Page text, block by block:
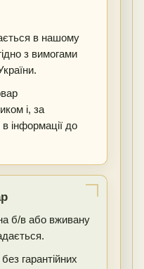
в нашому
з вимогами
і, за
інформації до
б/в або вживану
гарантійних